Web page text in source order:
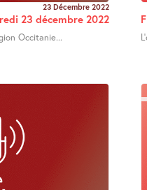
23 Décembre 2022
23 décembre 2022
Occitanie...